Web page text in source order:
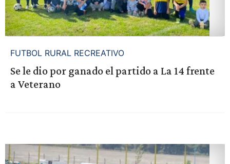
FUTBOL RURAL RECREATIVO
Se le dio por ganado el partido a La 14 frente
a Veterano